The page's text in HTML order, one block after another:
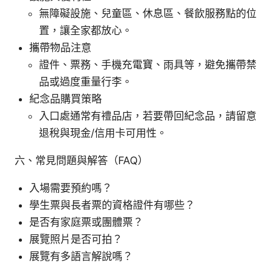
無障礙設施、兒童區、休息區、餐飲服務點的位
置，讓全家都放心。
攜帶物品注意
證件、票務、手機充電寶、雨具等，避免攜帶禁
品或過度重量行李。
紀念品購買策略
入口處通常有禮品店，若要帶回紀念品，請留意
退稅與現金/信用卡可用性。
六、常見問題與解答（FAQ）
入場需要預約嗎？
學生票與長者票的資格證件有哪些？
是否有家庭票或團體票？
展覽照片是否可拍？
展覽有多語言解說嗎？